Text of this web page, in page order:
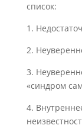
список:
1.
2.
3.
«синдром
4.